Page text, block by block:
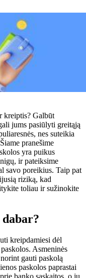
kreiptis? Galbūt
jums pasiūlyti greitąją
nes suteikia
pranešime
yra puikus
ir pateiksime
savo poreikius. Taip pat
riziką, kad
toliau ir sužinokite
kreipdamiesi dėl
Asmeninės
gauti paskolą
paskolos paprastai